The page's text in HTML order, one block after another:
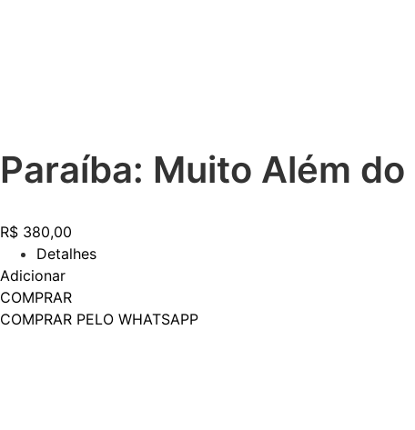
Paraíba: Muito Além do
R$ 380,00
Detalhes
Adicionar
COMPRAR
COMPRAR PELO WHATSAPP